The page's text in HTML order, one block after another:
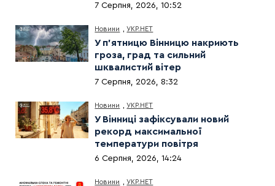
7 Серпня, 2026, 10:52
Новини ,УКР.НЕТ
У п’ятницю Вінницю накриють
гроза, град та сильний
шквалистий вітер
7 Серпня, 2026, 8:32
Новини ,УКР.НЕТ
У Вінниці зафіксували новий
рекорд максимальної
температури повітря
6 Серпня, 2026, 14:24
Новини ,УКР.НЕТ